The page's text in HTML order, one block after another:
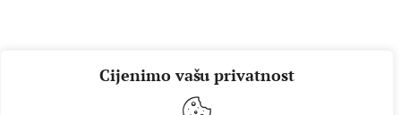
Cijenimo vašu privatnost